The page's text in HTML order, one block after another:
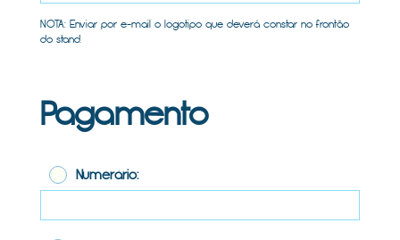
NOTA: Enviar por e-mail o logotipo que deverá constar no frontão
do stand.
Pagamento
Numerário: